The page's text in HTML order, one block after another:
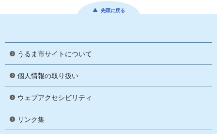
先頭に戻る
うるま市サイトについて
個人情報の取り扱い
ウェブアクセシビリティ
リンク集